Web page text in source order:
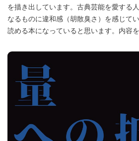
を描き出しています。古典芸能を愛する
なるものに違和感（胡散臭さ）を感じて
読める本になっていると思います。内容